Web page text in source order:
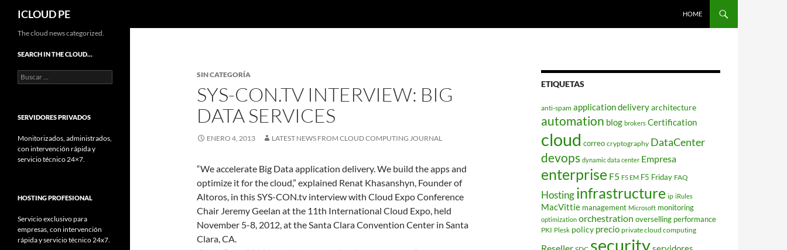
Saltar
contenido
ICLOUD PE HOME
SIN CATEGORÍA
SYS-CON.TV INTERVIEW: BIG
DATA SERVICES
ENERO 4, 2013 LATEST NEWS FROM CLOUD COMPUTING JOURNAL
“We accelerate Big Data application delivery. We build the apps and
optimize it for the cloud,” explained Renat Khasanshyn, Founder of
Altoros, in this SYS-CON.tv interview with Cloud Expo Conference
Chair Jeremy Geelan at the 11th International Cloud Expo, held
November 5-8, 2012, at the Santa Clara Convention Center in Santa
Clara, CA.
ETIQUETAS
anti-spam application deliveryarchitecture
automation blog brokers Certification
cloud correo cryptography DataCenter
devops dynamic data center Empresa
enterprise F5 F5 EM F5 Friday FAQ
Hostinginfrastructure ip iRules
MacVittie management Microsoft monitoring
optimization orchestration overselling performance
PKI Plesk policy precio private cloud computing
security
The cloud news categorized.
SEARCH IN THE CLOUD…
Buscar:
SERVIDORES PRIVADOS
Monitorizados, administrados,
con intervención rápida y
servicio técnico 24×7.
HOSTING PROFESIONAL
Servicio exclusivo para
empresas, con intervención
rápida y servicio técnico 24x7.